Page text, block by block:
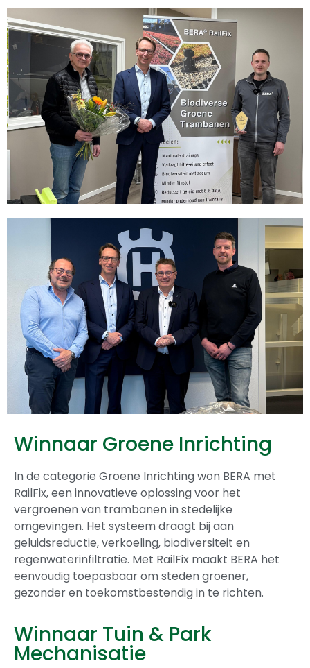
Winnaar Groene Inrichting
In de categorie Groene Inrichting won BERA met
RailFix, een innovatieve oplossing voor het
vergroenen van trambanen in stedelijke
omgevingen. Het systeem draagt bij aan
geluidsreductie, verkoeling, biodiversiteit en
regenwaterinfiltratie. Met RailFix maakt BERA het
eenvoudig toepasbaar om steden groener,
gezonder en toekomstbestendig in te richten.
Winnaar Tuin & Park
Mechanisatie